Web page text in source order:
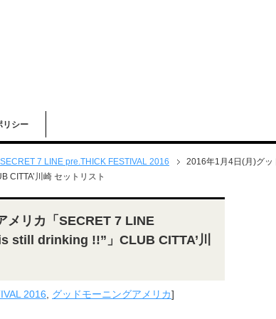
リシー
SECRET 7 LINE pre.THICK FESTIVAL 2016
2016年1月4日(月)グッ
CITTA’川崎 セットリスト
メリカ「SECRET 7 LINE
still drinking !!”」CLUB CITTA’川
2016 グッドモーニングアメリカ]